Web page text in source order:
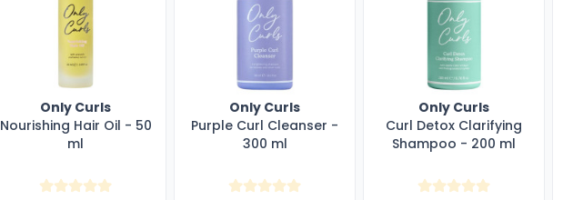
Only Curls
Nourishing Hair Oil - 50
ml
Only Curls
Purple Curl Cleanser -
300 ml
Only Curls
Curl Detox Clarifying
Shampoo - 200 ml